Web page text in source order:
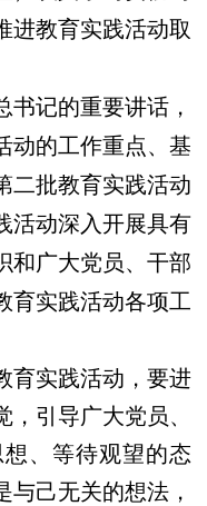
进教育实践活动取
记的重要讲话，
动的工作重点、基
二批教育实践活动
活动深入开展具有
和广大党员、干部
育实践活动各项工
实践活动，要进
引导广大党员、
、等待观望的态
与己无关的想法，